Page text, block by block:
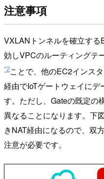
注意事項
VXLANトンネルを確立す
効しVPCのルーティングテ
*2ことで、他のEC2インス
経由でIoTゲートウェイに
す。ただし、Gateの既定の
異なることになります。下
きNAT経由になるので、双
注意が必要です。